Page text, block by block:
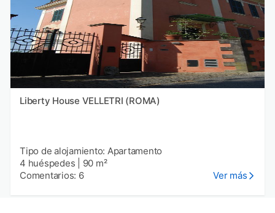
Liberty House VELLETRI (ROMA)
Tipo de alojamiento: Apartamento
4 huéspedes
90 m²
Comentarios: 6
Ver más